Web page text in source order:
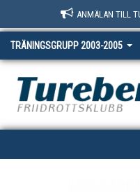
ANMÄLAN TILL
TRÄNINGSGRUPP 2003-2005